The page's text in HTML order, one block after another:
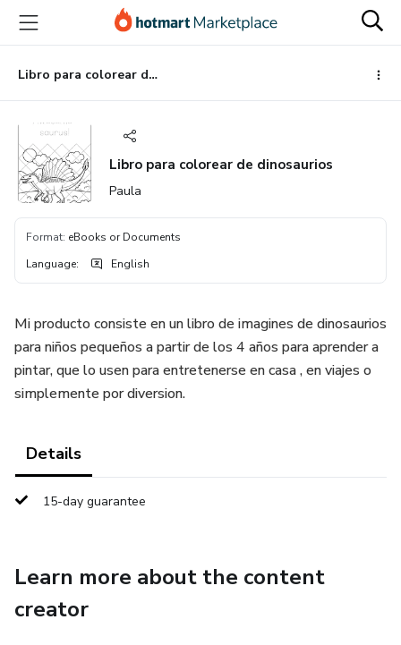
main
content
Libro para colorear de dinosaurios
Libro para colorear de dinosaurios
Paula
Format: eBooks or Documents
Language: English
Mi producto consiste en un libro de imagines de dinosaurios
para niños pequeños a partir de los 4 años para aprender a
pintar, que lo usen para entretenerse en casa , en viajes o
simplemente por diversion.
Details
15-day guarantee
Learn more about the content
creator